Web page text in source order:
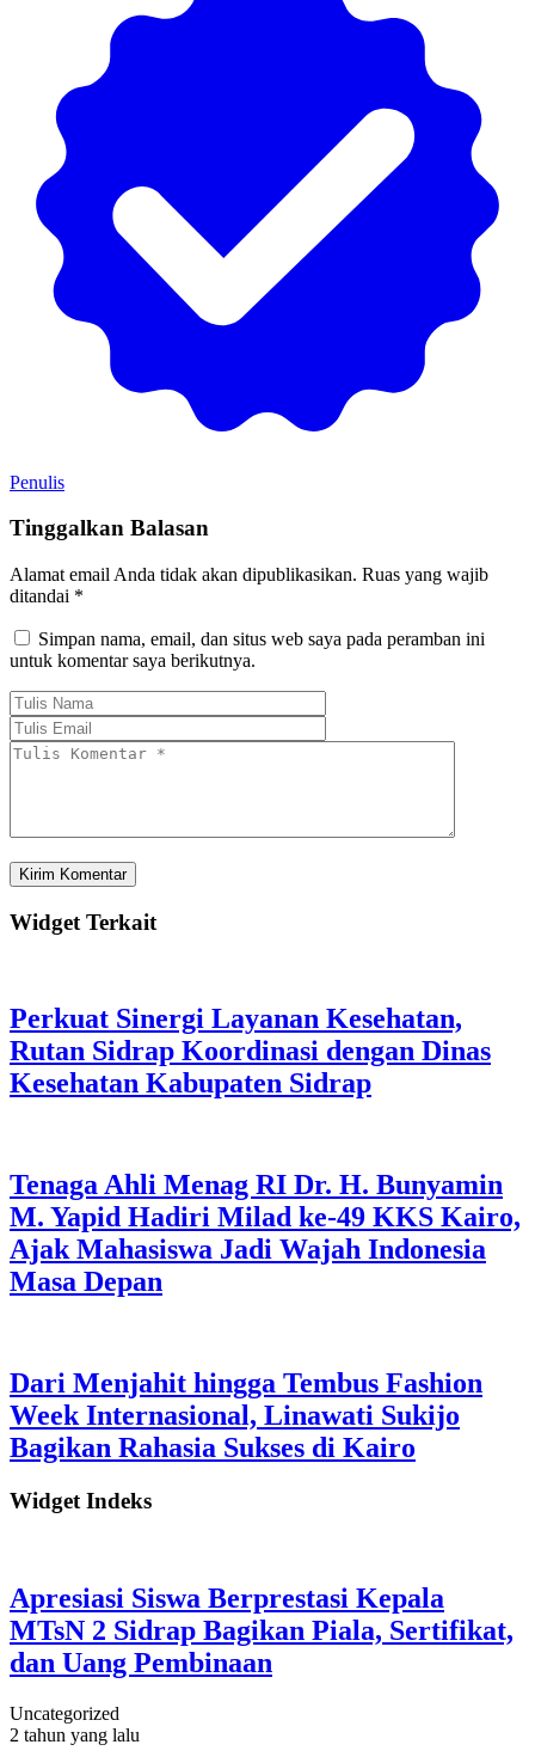
Penulis
Tinggalkan Balasan
Alamat email Anda tidak akan dipublikasikan. Ruas yang wajib
ditandai *
Simpan nama, email, dan situs web saya pada peramban ini
untuk komentar saya berikutnya.
Widget Terkait
Perkuat Sinergi Layanan Kesehatan,
Rutan Sidrap Koordinasi dengan Dinas
Kesehatan Kabupaten Sidrap
Tenaga Ahli Menag RI Dr. H. Bunyamin
M. Yapid Hadiri Milad ke-49 KKS Kairo,
Ajak Mahasiswa Jadi Wajah Indonesia
Masa Depan
Dari Menjahit hingga Tembus Fashion
Week Internasional, Linawati Sukijo
Bagikan Rahasia Sukses di Kairo
Widget Indeks
Apresiasi Siswa Berprestasi Kepala
MTsN 2 Sidrap Bagikan Piala, Sertifikat,
dan Uang Pembinaan
Uncategorized
2 tahun yang lalu